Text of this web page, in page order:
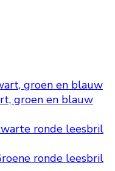
groen en blauw
ronde leesbril
ronde leesbril